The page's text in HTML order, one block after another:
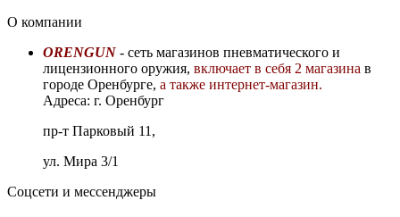
О компании
ORENGUN - сеть магазинов пневматического и
лицензионного оружия, включает в себя 2 магазина в
городе Оренбурге, а также интернет-магазин.
Адреса: г. Оренбург
пр-т Парковый 11,
ул. Мира 3/1
Соцсети и мессенджеры